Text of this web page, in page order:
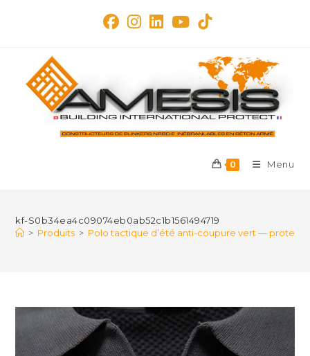
0 Menu
kf-S0b34ea4c09074eb0ab52c1b1561494719
> Produits > Polo tactique d’été anti-coupure vert —